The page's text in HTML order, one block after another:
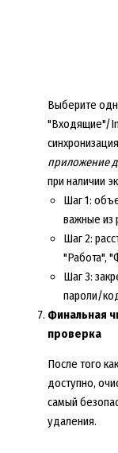
Выберите
"Входящие"/
приложение
при наличии
Шаг 1:
важные из
Шаг 2:
"Работа",
Шаг 3:
пароли/
Финальная
проверка
После того
доступно,
самый
удаления.